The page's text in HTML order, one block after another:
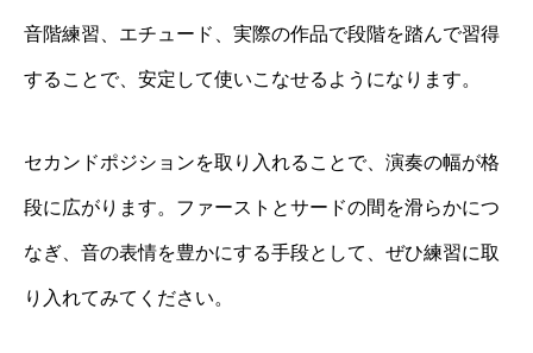
音階練習、エチュード、実際の作品で段階を踏んで習得
することで、安定して使いこなせるようになります。
セカンドポジションを取り入れることで、演奏の幅が格
段に広がります。ファーストとサードの間を滑らかにつ
なぎ、音の表情を豊かにする手段として、ぜひ練習に取
り入れてみてください。